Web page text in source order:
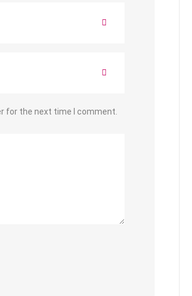
for the next time I comment.